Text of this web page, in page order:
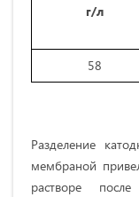
г/л
58
Разделение
мембраной
растворе